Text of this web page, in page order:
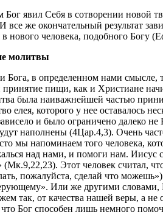
Бог явил Себя в сотворении новой
все же окончательный результат
нового человека, подобного Богу
молитвы
Бога, в определенном нами
принятие пищи, как и Христиане
была наиважнейшей частью
елея, которого у нее оставалось
и было ограничено далеко не
наполнены (4Цар.4,3). Очень
мы напоминаем того человека,
над нами, и помоги нам. Иисус
Этот человек считал,
пожалуйста, сделай что
Или же другими словами,
так, от качества нашей веры, а
Бог способен лишь немного